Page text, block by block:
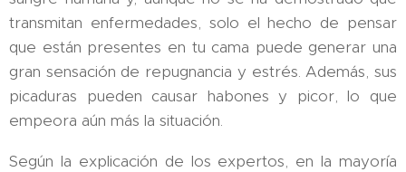
transmitan enfermedades, solo el hecho de pensar
que están presentes en tu cama puede generar una
gran sensación de repugnancia y estrés. Además, sus
picaduras pueden causar habones y picor, lo que
empeora aún más la situación.
Según la explicación de los expertos, en la mayoría